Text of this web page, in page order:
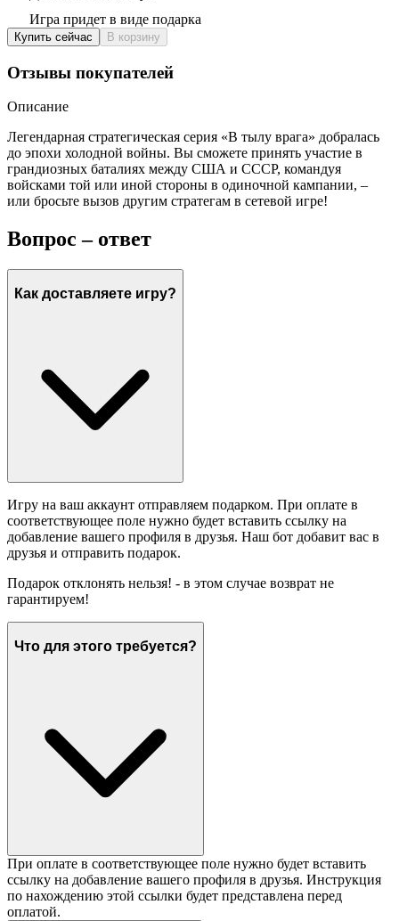
Игра придет в виде подарка
Купить сейчас В корзину
Отзывы покупателей
Описание
Легендарная стратегическая серия «В тылу врага» добралась
до эпохи холодной войны. Вы сможете принять участие в
грандиозных баталиях между США и СССР, командуя
войсками той или иной стороны в одиночной кампании, –
или бросьте вызов другим стратегам в сетевой игре!
Вопрос – ответ
Как доставляете игру?
Игру на ваш аккаунт отправляем подарком. При оплате в
соответствующее поле нужно будет вставить ссылку на
добавление вашего профиля в друзья. Наш бот добавит вас в
друзья и отправить подарок.
Подарок отклонять нельзя! - в этом случае возврат не
гарантируем!
Что для этого требуется?
При оплате в соответствующее поле нужно будет вставить
ссылку на добавление вашего профиля в друзья. Инструкция
по нахождению этой ссылки будет представлена перед
оплатой.